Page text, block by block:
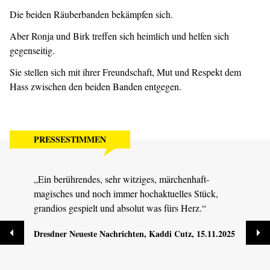
Die beiden Räuberbanden bekämpfen sich.
Aber Ronja und Birk treffen sich heimlich und helfen sich
gegenseitig.
Sie stellen sich mit ihrer Freundschaft, Mut und Respekt dem
Hass zwischen den beiden Banden entgegen.
PRESSESTIMMEN
„Ein berührendes, sehr witziges, märchenhaft-
magisches und noch immer hochaktuelles Stück,
grandios gespielt und absolut was fürs Herz.“
Dresdner Neueste Nachrichten, Kaddi Cutz, 15.11.2025